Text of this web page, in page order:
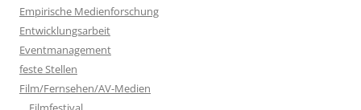
Empirische Medienforschung
Entwicklungsarbeit
Eventmanagement
feste Stellen
Film/Fernsehen/AV-Medien